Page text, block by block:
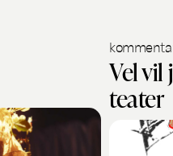
Vel vil
teater